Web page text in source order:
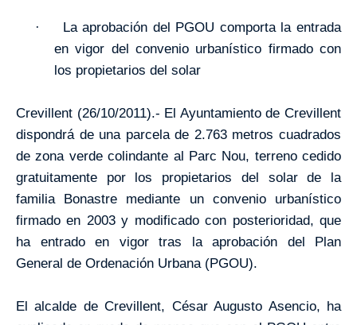
·
La aprobación del PGOU comporta la entrada
en vigor del convenio urbanístico firmado con
los propietarios del solar
Crevillent (26/10/2011).- El Ayuntamiento de Crevillent
dispondrá de una parcela de 2.763 metros cuadrados
de zona verde colindante al Parc Nou, terreno cedido
gratuitamente por los propietarios del solar de la
familia Bonastre mediante un convenio urbanístico
firmado en 2003 y modificado con posterioridad, que
ha entrado en vigor tras la aprobación del Plan
General de Ordenación Urbana (PGOU).
El alcalde de Crevillent, César Augusto Asencio, ha